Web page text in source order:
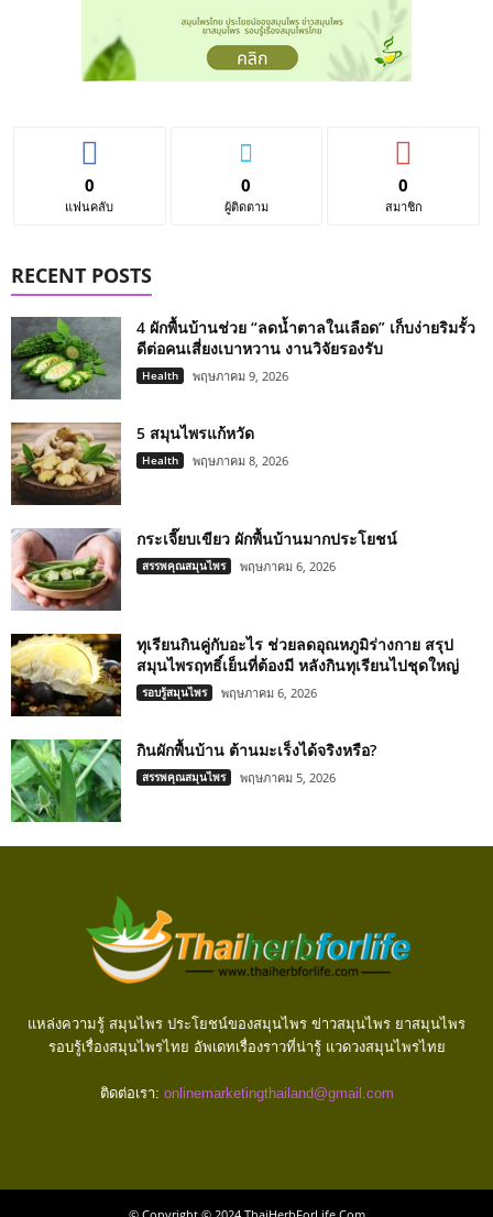
0
แฟนคลับ
0
ผู้ติดตาม
0
สมาชิก
RECENT POSTS
4 ผักพื้นบ้านช่วย “ลดน้ำตาลในเลือด” เก็บง่ายริมรั้ว
ดีต่อคนเสี่ยงเบาหวาน งานวิจัยรองรับ
Health พฤษภาคม 9, 2026
5 สมุนไพรแก้หวัด
Health พฤษภาคม 8, 2026
กระเจี๊ยบเขียว ผักพื้นบ้านมากประโยชน์
สรรพคุณสมุนไพร พฤษภาคม 6, 2026
ทุเรียนกินคู่กับอะไร ช่วยลดอุณหภูมิร่างกาย สรุป
สมุนไพรฤทธิ์เย็นที่ต้องมี หลังกินทุเรียนไปชุดใหญ่
รอบรู้สมุนไพร พฤษภาคม 6, 2026
กินผักพื้นบ้าน ต้านมะเร็งได้จริงหรือ?
สรรพคุณสมุนไพร พฤษภาคม 5, 2026
แหล่งความรู้ สมุนไพร ประโยชน์ของสมุนไพร ข่าวสมุนไพร ยาสมุนไพร
รอบรู้เรื่องสมุนไพรไทย อัพเดทเรื่องราวที่น่ารู้ แวดวงสมุนไพรไทย
ติดต่อเรา: onlinemarketingthailand@gmail.com